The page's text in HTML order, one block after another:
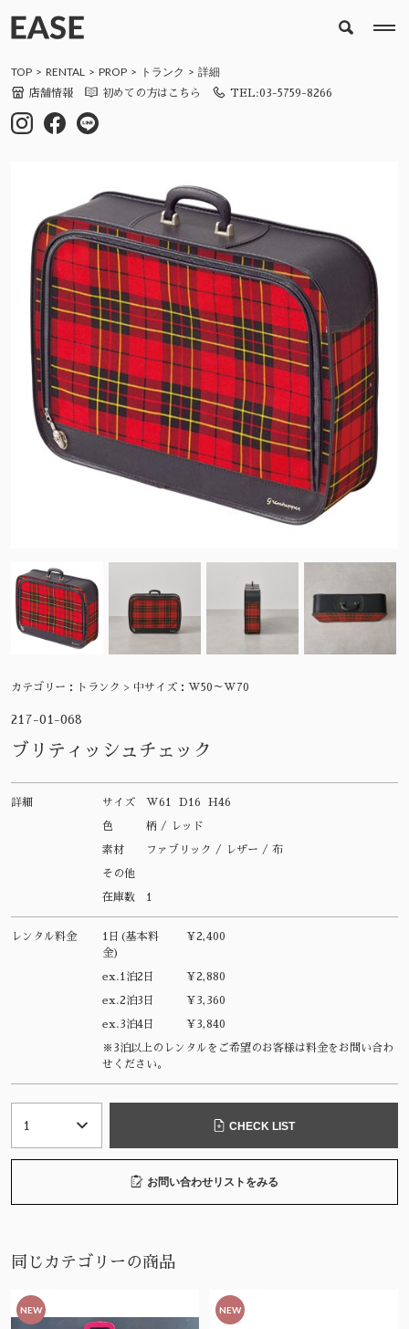
TOP RENTAL PROP トランク 詳細
店舗情報 初めての方はこちら TEL:03-5759-8266
カテゴリー： トランク > 中サイズ：W50～W70
217-01-068
ブリティッシュチェック
詳細 サイズ W61 D16 H46
色 柄 / レッド
素材 ファブリック / レザー / 布
その他
在庫数 1
レンタル料金
1日(基本料
金)
¥2,400
ex.1泊2日 ¥2,880
ex.2泊3日 ¥3,360
ex.3泊4日 ¥3,840
※3泊以上のレンタルをご希望のお客様は料金をお問い合わ
せください。
CHECK LIST
お問い合わせリストをみる
同じカテゴリーの商品
NEW NEW